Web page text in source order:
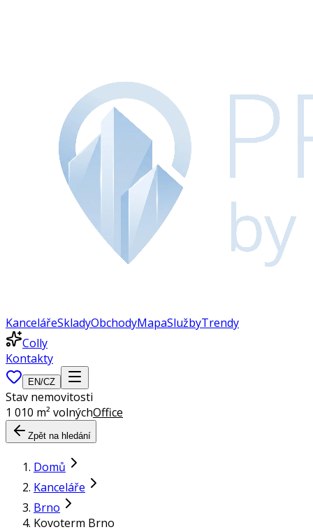
KancelářeSkladyObchodyMapaSlužbyTrendy
Colly
Kontakty
EN/CZ
Stav nemovitosti
1 010 m² volnýchOffice
Zpět na hledání
Domů
Kanceláře
Brno
Kovoterm Brno